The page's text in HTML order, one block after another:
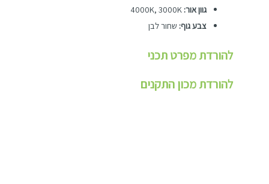
גוון אור:
צבע גוף: שחור לבן
להורדת מפרט תכני
להורדת מכון התקנים